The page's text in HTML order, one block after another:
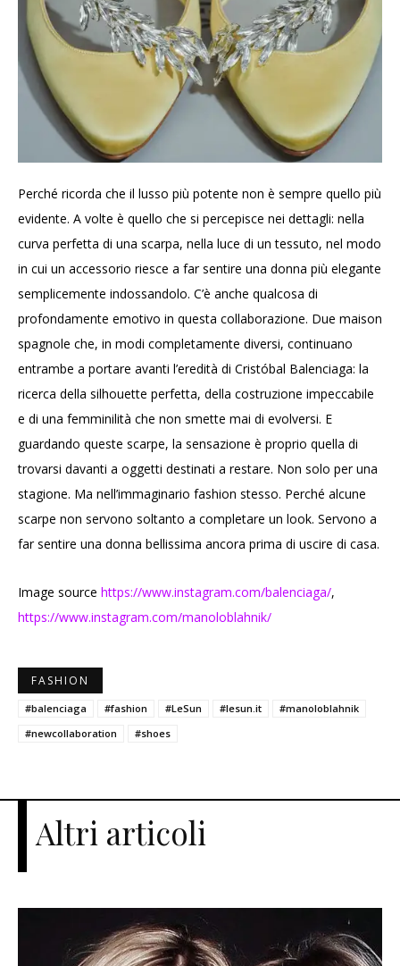
Perché ricorda che il lusso più potente non è sempre quello più
evidente. A volte è quello che si percepisce nei dettagli: nella
curva perfetta di una scarpa, nella luce di un tessuto, nel modo
in cui un accessorio riesce a far sentire una donna più elegante
semplicemente indossandolo. C’è anche qualcosa di
profondamente emotivo in questa collaborazione. Due maison
spagnole che, in modi completamente diversi, continuano
entrambe a portare avanti l’eredità di Cristóbal Balenciaga: la
ricerca della silhouette perfetta, della costruzione impeccabile
e di una femminilità che non smette mai di evolversi. E
guardando queste scarpe, la sensazione è proprio quella di
trovarsi davanti a oggetti destinati a restare. Non solo per una
stagione. Ma nell’immaginario fashion stesso. Perché alcune
scarpe non servono soltanto a completare un look. Servono a
far sentire una donna bellissima ancora prima di uscire di casa.
Image source https://www.instagram.com/balenciaga/,
https://www.instagram.com/manoloblahnik/
FASHION
#balenciaga #fashion #LeSun #lesun.it
#manoloblahnik
#newcollaboration
#shoes
Altri articoli